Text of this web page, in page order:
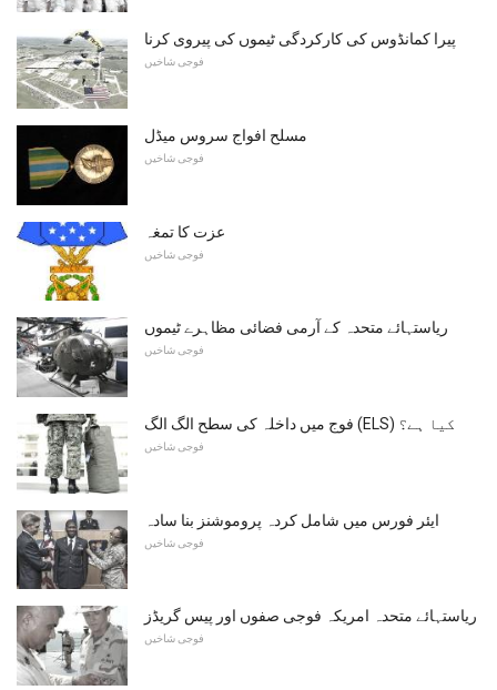
پیرا کمانڈوس کی کارکردگی ٹیموں کی پیروی کرنا
فوجی شاخیں
مسلح افواج سروس میڈل
فوجی شاخیں
عزت کا تمغہ
فوجی شاخیں
ریاستہائے متحدہ کے آرمی فضائی مظاہرے ٹیموں
فوجی شاخیں
فوج میں داخلہ کی سطح الگ الگ (ELS) کیا ہے؟
فوجی شاخیں
ایئر فورس میں شامل کردہ پروموشنز بنا سادہ
فوجی شاخیں
ریاستہائے متحدہ امریکہ فوجی صفوں اور پیس گریڈز
فوجی شاخیں